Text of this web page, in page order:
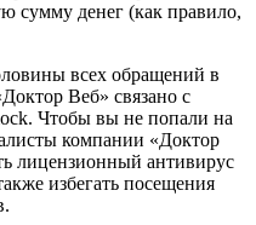
сумму денег (как правило,
всех обращений в
Веб» связано с
Чтобы вы не попали на
компании «Доктор
лицензионный антивирус
избегать посещения